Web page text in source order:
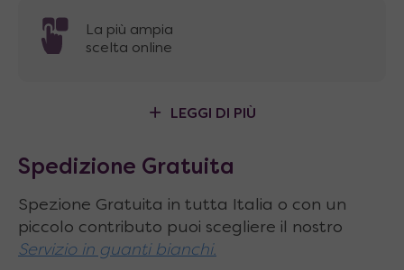
La più ampia
scelta online
LEGGI DI PIÙ
Spedizione Gratuita
Spezione Gratuita in tutta Italia o con un
piccolo contributo puoi scegliere il nostro
Servizio in guanti bianchi.